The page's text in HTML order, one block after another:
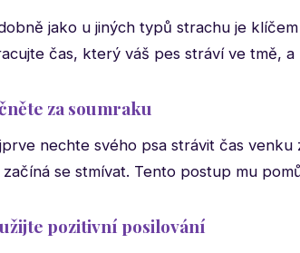
jako u jiných typů strachu je
čas, který váš pes stráví ve tmě,
za soumraku
nechte svého psa strávit čas
začíná se stmívat. Tento postup mu
pozitivní posilování